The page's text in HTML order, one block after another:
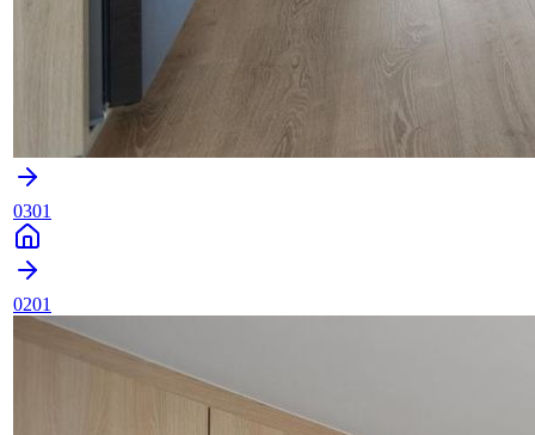
0301
0201